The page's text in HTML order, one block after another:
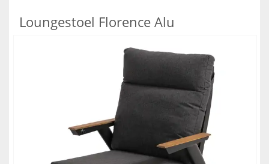
Loungestoel Florence Alu